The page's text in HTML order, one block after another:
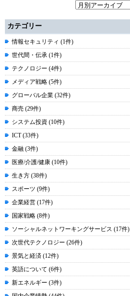
カテゴリー
情報セキュリティ (1件)
世代間・伝承 (1件)
テクノロジー (4件)
メディア戦略 (5件)
グローバル企業 (32件)
商売 (29件)
システム投資 (10件)
ICT (33件)
金融 (3件)
医療/介護/健康 (10件)
生き方 (38件)
スポーツ (9件)
企業経営 (17件)
国家戦略 (8件)
ソーシャルネットワーキングサービス (17件)
次世代テクノロジー (26件)
景気と経済 (12件)
英語について (6件)
新エネルギー (3件)